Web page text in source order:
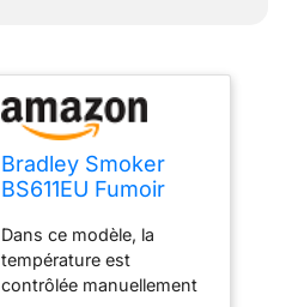
Bradley Smoker
BS611EU Fumoir
Noir
Dans ce modèle, la
température est
contrôlée manuellement